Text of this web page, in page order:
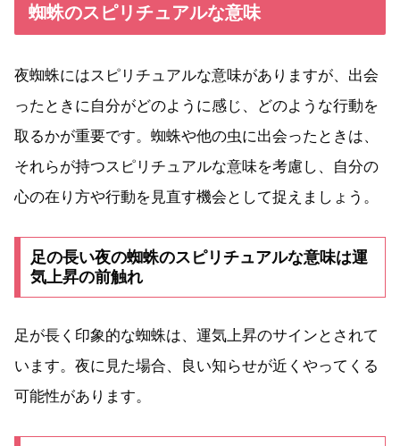
蜘蛛のスピリチュアルな意味
夜蜘蛛にはスピリチュアルな意味がありますが、出会
ったときに自分がどのように感じ、どのような行動を
取るかが重要です。蜘蛛や他の虫に出会ったときは、
それらが持つスピリチュアルな意味を考慮し、自分の
心の在り方や行動を見直す機会として捉えましょう。
足の長い夜の蜘蛛のスピリチュアルな意味は運
気上昇の前触れ
足が長く印象的な蜘蛛は、運気上昇のサインとされて
います。夜に見た場合、良い知らせが近くやってくる
可能性があります。